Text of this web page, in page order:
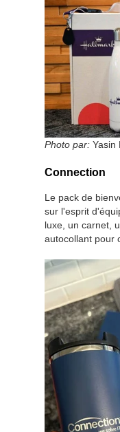
Photo par: Yasin
Connection
Le pack de
sur l'esprit
luxe, un carnet,
autocollant pour